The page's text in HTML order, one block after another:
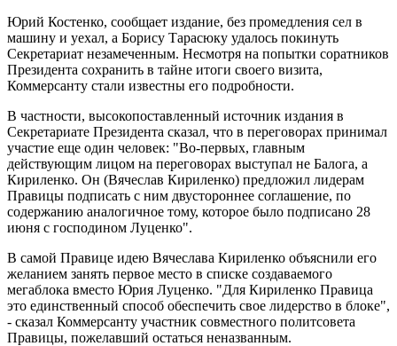
Юрий Костенко, сообщает издание, без промедления сел в
машину и уехал, а Борису Тарасюку удалось покинуть
Секретариат незамеченным. Несмотря на попытки соратников
Президента сохранить в тайне итоги своего визита,
Коммерсанту стали известны его подробности.
В частности, высокопоставленный источник издания в
Секретариате Президента сказал, что в переговорах принимал
участие еще один человек: "Во-первых, главным
действующим лицом на переговорах выступал не Балога, а
Кириленко. Он (Вячеслав Кириленко) предложил лидерам
Правицы подписать с ним двустороннее соглашение, по
содержанию аналогичное тому, которое было подписано 28
июня с господином Луценко".
В самой Правице идею Вячеслава Кириленко объяснили его
желанием занять первое место в списке создаваемого
мегаблока вместо Юрия Луценко. "Для Кириленко Правица
это единственный способ обеспечить свое лидерство в блоке",
- сказал Коммерсанту участник совместного политсовета
Правицы, пожелавший остаться неназванным.